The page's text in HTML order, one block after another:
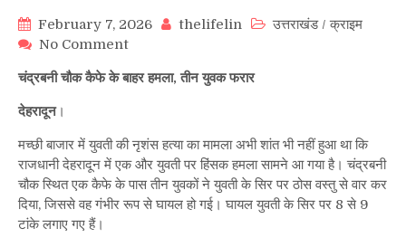
February 7, 2026 thelifelin उत्तराखंड/क्राइम
No Commenton
में
फिर
हिंसक
हमला,
चंद्रबनी
चौक
चंद्रबनी चौक कैफे के बाहर हमला, तीन युवक फरार
देहरादून।
मच्छी बाजार में युवती की नृशंस हत्या का मामला अभी शांत भी नहीं हुआ था कि
राजधानी देहरादून में एक और युवती पर हिंसक हमला सामने आ गया है। चंद्रबनी
चौक स्थित एक कैफे के पास तीन युवकों ने युवती के सिर पर ठोस वस्तु से वार कर
दिया, जिससे वह गंभीर रूप से घायल हो गई। घायल युवती के सिर पर 8 से 9
टांके लगाए गए हैं।